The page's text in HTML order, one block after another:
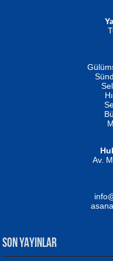
İSMAİL OKUTAN
Erkeklerin Kahrolması
Evvel Zaman Tanrıçası...
Av.
SON YAYINLAR